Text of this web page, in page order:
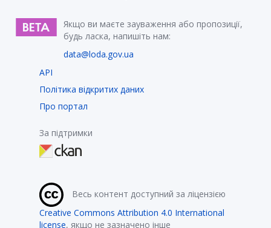
Якщо ви маєте зауваження або пропозиції,
будь ласка, напишіть нам:
data@loda.gov.ua
API
Політика відкритих даних
Про портал
За підтримки
Весь контент доступний за ліцензією
Creative Commons Attribution 4.0 International
license, якщо не зазначено інше